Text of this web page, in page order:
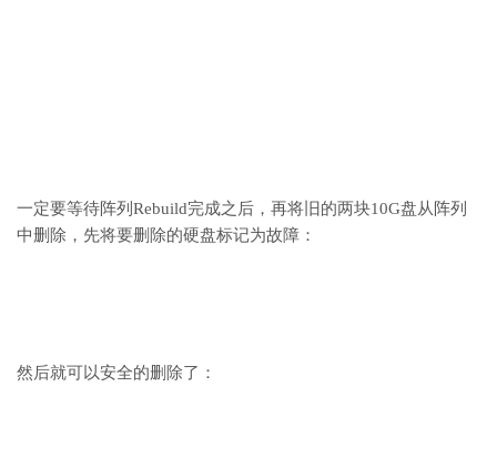
一定要等待阵列Rebuild完成之后，再将旧的两块10G盘从阵列
中删除，先将要删除的硬盘标记为故障：
然后就可以安全的删除了：